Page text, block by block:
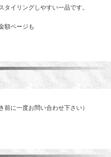
イリングしやすい一品です。
額ページも
に一度お問い合わせ下さい）